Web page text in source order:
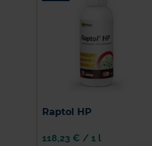
Raptol HP
118,23 € / 1 l